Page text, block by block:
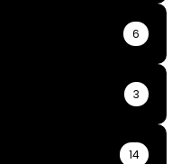
6
3
14